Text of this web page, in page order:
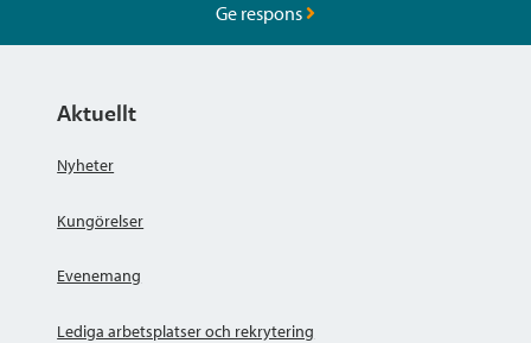
Ge respons
Aktuellt
Nyheter
Kungörelser
Evenemang
Lediga arbetsplatser och rekrytering